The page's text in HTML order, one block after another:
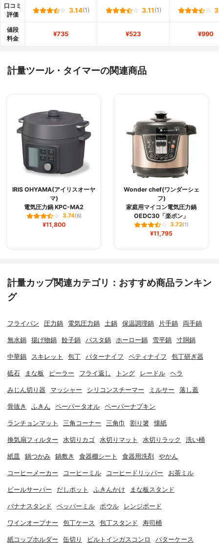
口コミ
評価
3.14(1) 3.11 (1)
値段
料金
¥735 ¥523 ¥990
計量ツール・タイマーの関連商品
IRIS OHYAMA(アイリスオーヤ
マ)
電気圧力鍋 KPC-MA2
3.74(6)
¥11,800
Wonder chef(ワンダーシェ
フ)
家庭用マイコン電気圧力鍋
OEDC30「楽ポン」
3.72(1)
¥11,795
計量カップ関連カテゴリ：おすすめ商品ランキン
グ
フライパン 圧力鍋 電気圧力鍋 土鍋 保温調理鍋 片手鍋 両手鍋
無水鍋 揚げ物鍋 餃子鍋 パスタ鍋 ホーロー鍋 雪平鍋 寸胴鍋
中華鍋 スキレット 包丁 バターナイフ ペティナイフ 包丁研ぎ器
砥石 まな板 ピーラー フライ返し トング レードル ヘラ
みじん切り器 マッシャー シリコンスチーマー ミルサー 落し蓋
骨抜き ふきん ペーパータオル ペーパーナプキン
ランチョンマット 三角コーナー 三角巾 割り箸 懐紙
換気扇フィルター 水切りカゴ 水切りマット 水切りラック 洗い桶
紙皿 鍋つかみ 鍋敷き 食器棚シート 食器用洗剤 やかん
コーヒーメーカー コーヒーミル コーヒードリッパー お茶ミル
ビールサーバー だしポット ふきんかけ まな板スタンド
バナナスタンド ペッパーミル ボウル レンジボード
ワインオープナー 包丁ケース 包丁スタンド 寿司桶
紙コップホルダー 缶切り ビルトインガスコンロ バターケース